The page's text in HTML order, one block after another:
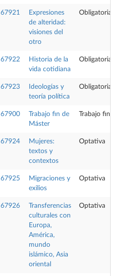
67921
Expresiones
de alteridad:
visiones del
otro
Obligatoria
67922
Historia de la
vida cotidiana
Obligatoria
67923
Ideologías y
teoría política
Obligatoria
67900
Trabajo fin de
Máster
Trabajo fin
67924
Mujeres:
textos y
contextos
Optativa
67925
Migraciones y
exilios
Optativa
67926
Transferencias
culturales con
Europa,
América,
mundo
islámico, Asia
oriental
Optativa